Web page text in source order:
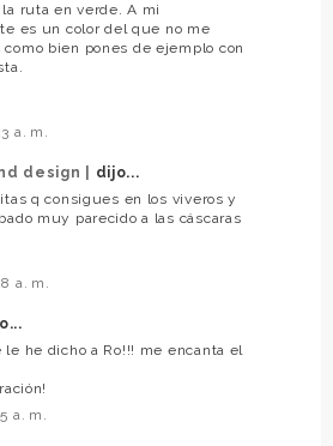
ruta en verde. A mi
es un color del que no me
como bien pones de ejemplo con
a. m.
design |
dijo...
q consigues en los viveros y
muy parecido a las cáscaras
a. m.
le he dicho a Ro!!! me encanta el
a. m.